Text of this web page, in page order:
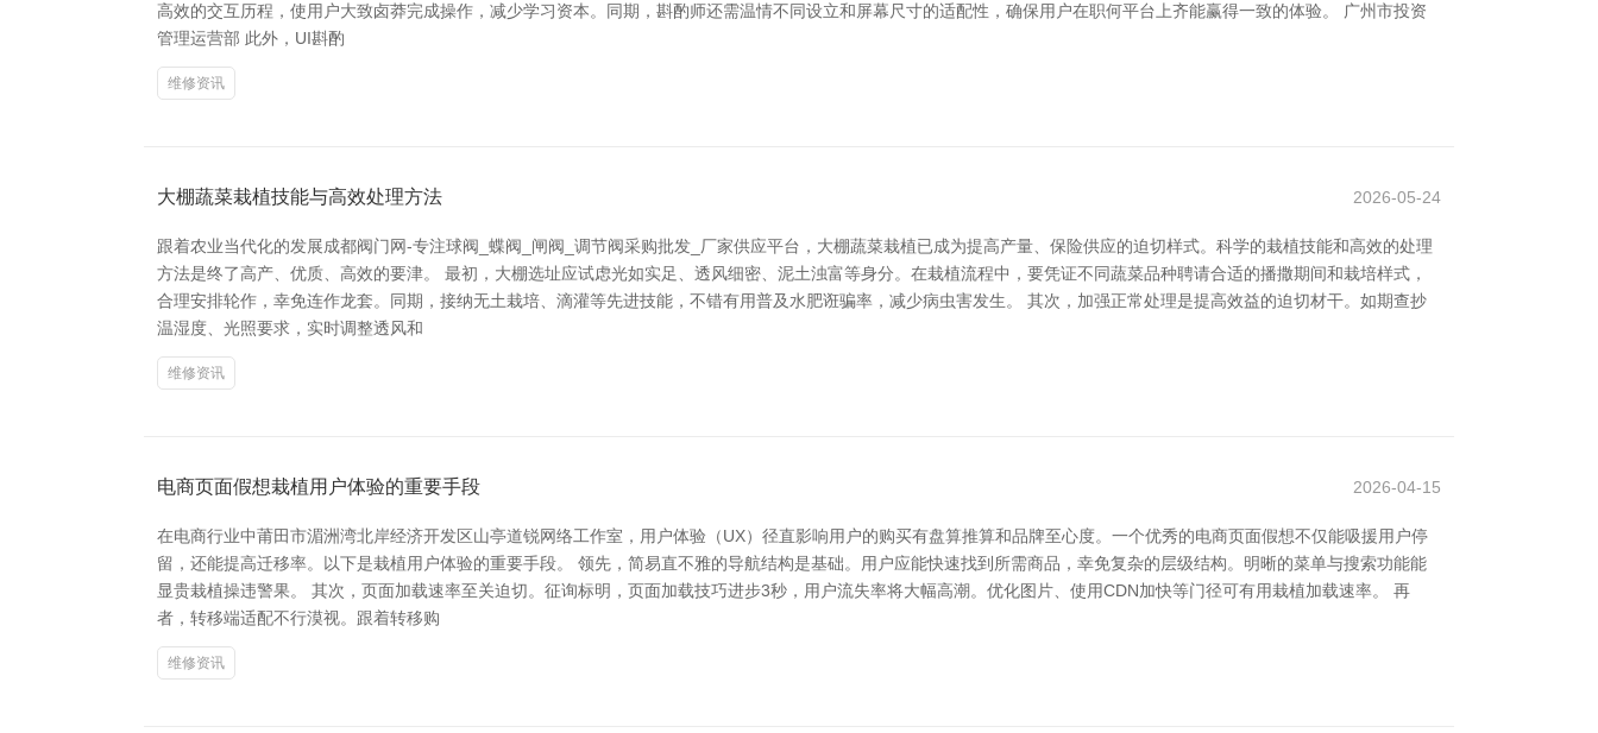
高效的交互历程，使用户大致卤莽完成操作，减少学习资本。同期，斟酌师还需温情不同设立和屏幕尺寸的适配性，确保用户在职何平台上齐能赢得一致的体验。 广州市投资
管理运营部 此外，UI斟酌
维修资讯
大棚蔬菜栽植技能与高效处理方法 2026-05-24
跟着农业当代化的发展成都阀门网-专注球阀_蝶阀_闸阀_调节阀采购批发_厂家供应平台，大棚蔬菜栽植已成为提高产量、保险供应的迫切样式。科学的栽植技能和高效的处理
方法是终了高产、优质、高效的要津。 最初，大棚选址应试虑光如实足、透风细密、泥土浊富等身分。在栽植流程中，要凭证不同蔬菜品种聘请合适的播撒期间和栽培样式，
合理安排轮作，幸免连作龙套。同期，接纳无土栽培、滴灌等先进技能，不错有用普及水肥诳骗率，减少病虫害发生。 其次，加强正常处理是提高效益的迫切材干。如期查抄
温湿度、光照要求，实时调整透风和
维修资讯
电商页面假想栽植用户体验的重要手段 2026-04-15
在电商行业中莆田市湄洲湾北岸经济开发区山亭道锐网络工作室，用户体验（UX）径直影响用户的购买有盘算推算和品牌至心度。一个优秀的电商页面假想不仅能吸援用户停
留，还能提高迁移率。以下是栽植用户体验的重要手段。 领先，简易直不雅的导航结构是基础。用户应能快速找到所需商品，幸免复杂的层级结构。明晰的菜单与搜索功能能
显贵栽植操违警果。 其次，页面加载速率至关迫切。征询标明，页面加载技巧进步3秒，用户流失率将大幅高潮。优化图片、使用CDN加快等门径可有用栽植加载速率。 再
者，转移端适配不行漠视。跟着转移购
维修资讯